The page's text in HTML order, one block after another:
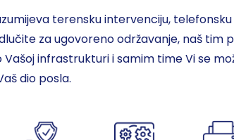
terensku intervenciju,
za ugovoreno održavanje, naš tim
infrastrukturi i samim time Vi se
dio posla.